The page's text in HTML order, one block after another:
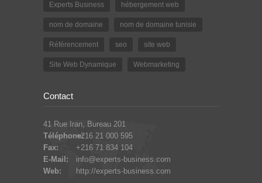
Experts Business hébergement web
nom de domaine nom de domaine tunisie
Référencement seo site web
Site Web Dynamique Webmarketing
Contact
41 Rue Iran, Bureau 201
Téléphone:+216 21 000 595
Fax:
+216 71 834 104
E-Mail:
info@experts-business.com
Web:
http://experts-business.com